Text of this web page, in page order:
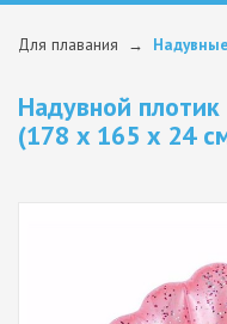
Для плавания
Надувной
(178 x 165 x 24